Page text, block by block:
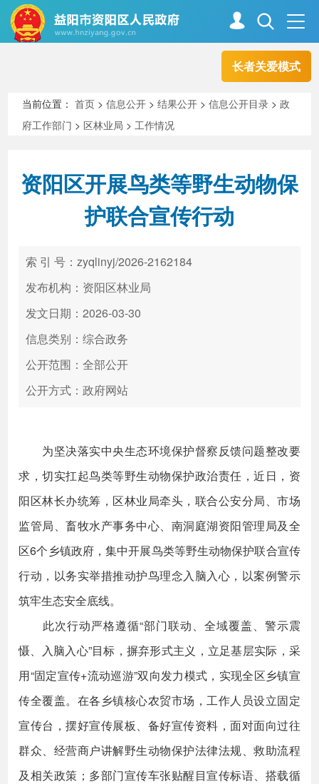
长者关爱模式
走进资阳
新闻中心 解读回应
政务服务
高效办成一件事
当前位置：首页 >信息公开 >结果公开 >信息公开目录 >政
府工作部门 > 区林业局 >工作情况
资阳区开展鸟类等野生动物保
护联合宣传行动
索 引 号：zyqlinyj/2026-2162184
发布机构：资阳区林业局
发文日期：2026-03-30
信息类别：综合政务
公开范围：全部公开
公开方式：政府网站
为坚决落实中央生态环境保护督察反馈问题整改要
求，切实扛起鸟类等野生动物保护政治责任，近日，资
阳区林长办统筹，区林业局牵头，联合公安分局、市场
监管局、畜牧水产事务中心、南洞庭湖资阳管理局及全
区6个乡镇政府，集中开展鸟类等野生动物保护联合宣传
行动，以务实举措推动护鸟理念入脑入心，以案例警示
筑牢生态安全底线。
此次行动严格遵循“部门联动、全域覆盖、警示震
慑、入脑入心”目标，摒弃形式主义，立足基层实际，采
用“固定宣传+流动巡游”双向发力模式，实现全区乡镇宣
传全覆盖。在各乡镇核心农贸市场，工作人员设立固定
宣传台，摆好宣传展板、备好宣传资料，面对面向过往
群众、经营商户讲解野生动物保护法律法规、救助流程
及相关政策；多部门宣传车张贴醒目宣传标语、搭载循